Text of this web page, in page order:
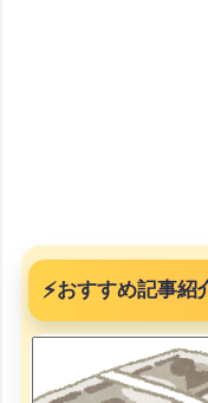
⚡おすすめ記事紹